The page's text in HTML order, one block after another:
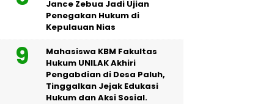
Jance Zebua Jadi Ujian
Penegakan Hukum di
Kepulauan Nias
Mahasiswa KBM Fakultas
Hukum UNILAK Akhiri
Pengabdian di Desa Paluh,
Tinggalkan Jejak Edukasi
Hukum dan Aksi Sosial.